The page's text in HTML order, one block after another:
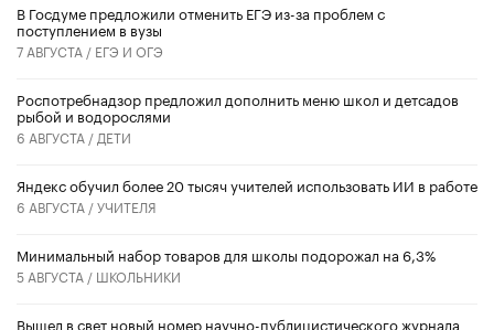
В Госдуме предложили отменить ЕГЭ из-за проблем с
поступлением в вузы
7 АВГУСТА / ЕГЭ И ОГЭ
Роспотребнадзор предложил дополнить меню школ и детсадов
рыбой и водорослями
6 АВГУСТА / ДЕТИ
​Яндекс обучил более 20 тысяч учителей использовать ИИ в работе
6 АВГУСТА /УЧИТЕЛЯ
Минимальный набор товаров для школы подорожал на 6,3%
5 АВГУСТА / ШКОЛЬНИКИ
Вышел в свет новый номер научно-публицистического журнала